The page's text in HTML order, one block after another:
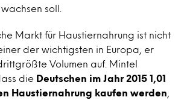
soll.
Markt für Haustiernahrung ist nicht
der wichtigsten in Europa, er
Volumen auf. Mintel
die Deutschen im Jahr 2015 1,01
Haustiernahrung kaufen werden